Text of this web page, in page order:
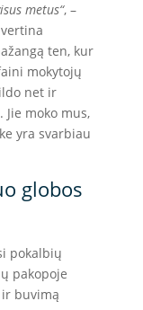
metus“, –
ten, kur
mokytojų
net ir
moko mus,
yra svarbiau
globos
pokalbių
pakopoje
buvimą